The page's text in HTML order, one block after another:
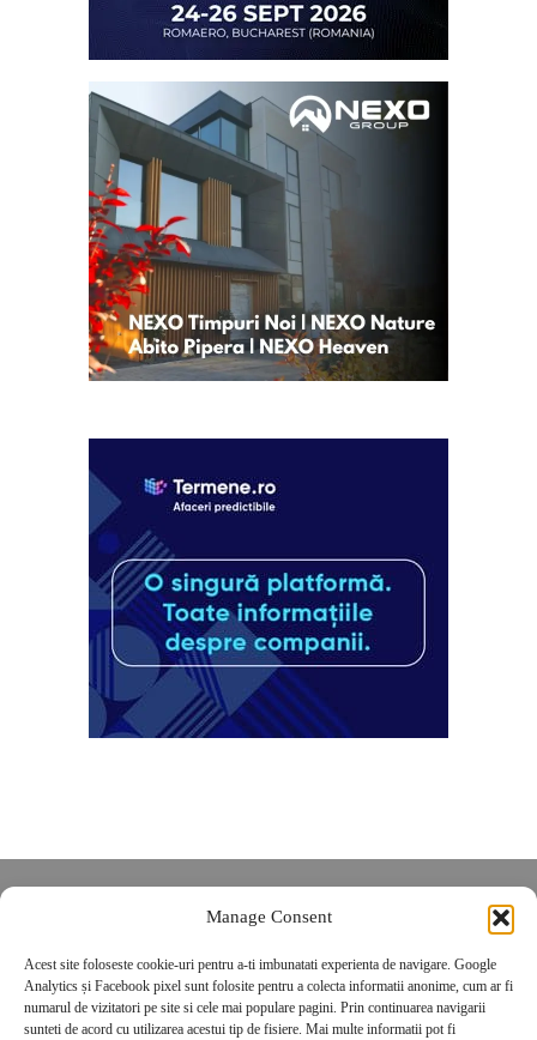
Manage Consent
Acest site foloseste cookie-uri pentru a-ti imbunatati experienta de navigare. Google
Analytics și Facebook pixel sunt folosite pentru a colecta informatii anonime, cum ar fi
numarul de vizitatori pe site si cele mai populare pagini. Prin continuarea navigarii
sunteti de acord cu utilizarea acestui tip de fisiere. Mai multe informatii pot fi
POLITICĂ DE CONFIDENȚIALITATE
Politica de cookies